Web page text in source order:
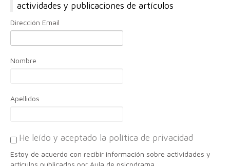
actividades y publicaciones de artículos
Dirección Email
Nombre
Apellidos
He leído y aceptado la política de privacidad
Estoy de acuerdo con recibir información sobre actividades y